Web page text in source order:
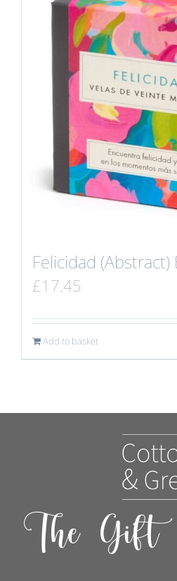
Felicidad (Abstract)
£17.45
Add to basket
The Gift